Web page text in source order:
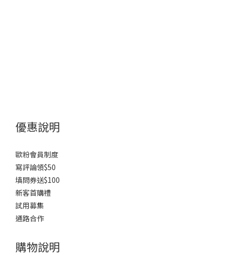
優惠說明
歐粉會員制度
寫評論領$50
填問券送$100
新客首購禮
試用募集
通路合作
購物說明